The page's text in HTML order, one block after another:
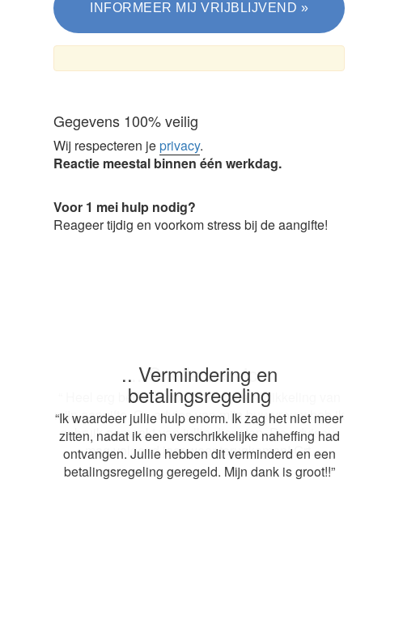
Gegevens 100% veilig
Wij respecteren jeprivacy.
Reactie meestal binnen één werkdag.
Voor 1 mei hulp nodig?
Reageer tijdig en voorkom stress bij de aangifte!
.. Snelle service
“ Heel erg bedankt voor de snelle afwikkeling van
mijn aangifte. Op advies van mijn buurvrouw heb ik
gebruik gemaakt van jullie diensten. De adviseur
mag volgend jaar weer terugkomen! Grt.